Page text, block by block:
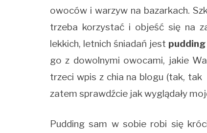
owoców i warzyw na bazarkach.
trzeba korzystać i objeść się na
lekkich, letnich śniadań jest
go z dowolnymi owocami, jakie
trzeci wpis z chia na blogu (tak,
zatem sprawdźcie jak wyglądały
Pudding sam w sobie robi się